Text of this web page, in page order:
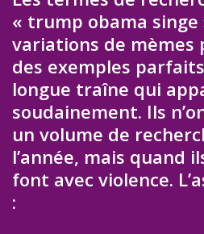
« trump obama singe
variations de mèmes
des exemples
longue traîne qui
soudainement. Ils
un volume de
l’année, mais quand
font avec violence.
: